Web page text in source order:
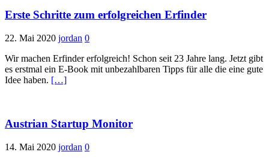
Erste Schritte zum erfolgreichen Erfinder
22. Mai 2020 jordan 0
Wir machen Erfinder erfolgreich! Schon seit 23 Jahre lang. Jetzt gibt
es erstmal ein E-Book mit unbezahlbaren Tipps für alle die eine gute
Idee haben. […]
Austrian Startup Monitor
14. Mai 2020 jordan 0